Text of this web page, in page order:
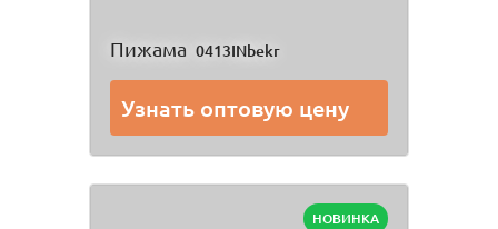
Пижама 0413INbekr
Узнать оптовую цену
НОВИНКА